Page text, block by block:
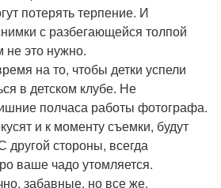
потерять терпение. И
с разбегающейся толпой
это нужно.
на то, чтобы детки успели
в детском клубе. Не
полчаса работы фотографа.
и к моменту съемки, будут
стороны, всегда
ваше чадо утомляется.
забавные, но все же.